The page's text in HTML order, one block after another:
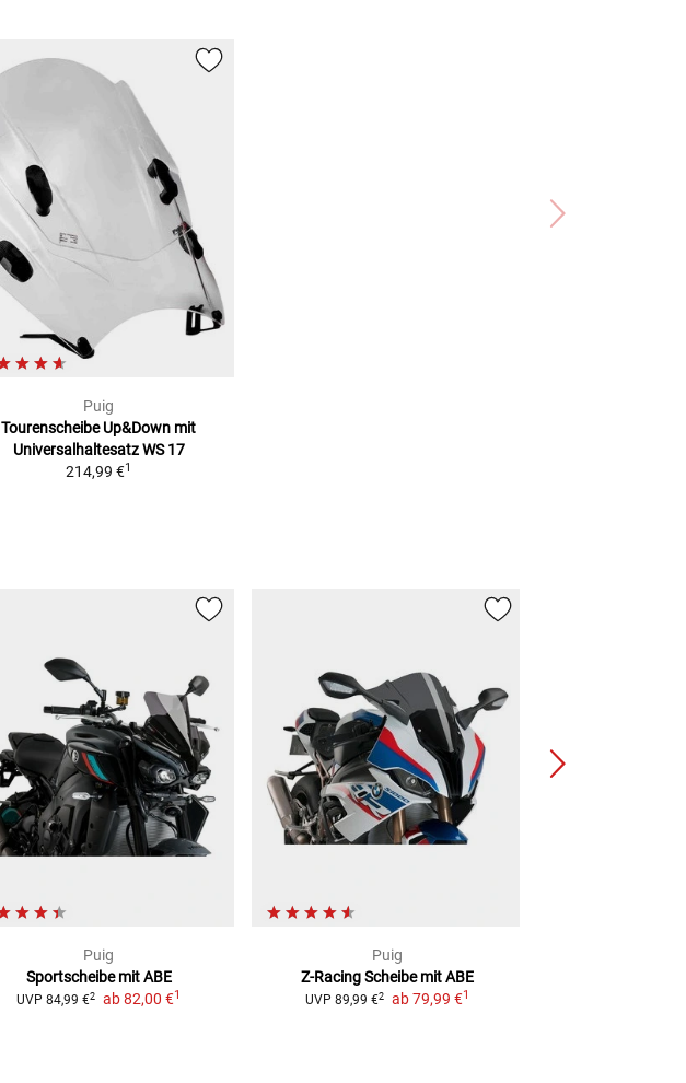
Puig
Tourenscheibe Up&Down mit
Universalhaltesatz WS 17
214,99 €1
Puig
Sportscheibe mit ABE
UVP 84,99 €2 ab 82,00 €1
Puig
Z-Racing Scheibe mit ABE
UVP 89,99 €2 ab 79,99 €1